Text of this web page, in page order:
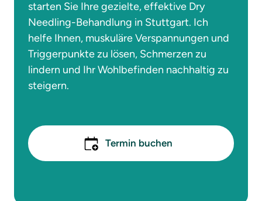
starten Sie Ihre gezielte, effektive Dry
Needling-Behandlung in Stuttgart. Ich
helfe Ihnen, muskuläre Verspannungen und
Triggerpunkte zu lösen, Schmerzen zu
lindern und Ihr Wohlbefinden nachhaltig zu
steigern.
Termin buchen